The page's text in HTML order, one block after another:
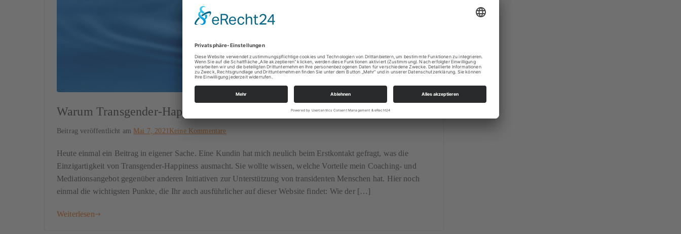
Warum Transgender-Happiness?
Beitrag veröffentlicht am Mai 7, 2021 Keine Kommentare
Heute einmal ein Beitrag in eigener Sache. Eine Kundin hat mich neulich beim Erstkontakt gefragt, was die
Einzigartigkeit von Transgender-Happiness ausmacht. Sie wollte wissen, welche Vorteile mein Coaching- und
Mediationsangebot gegenüber anderen Initiativen zur Unterstützung von transidenten Menschen hat. Hier noch
einmal die wichtigsten Punkte, die Ihr auch ausführlicher auf dieser Website findet: Wie der […]
Weiterlesen